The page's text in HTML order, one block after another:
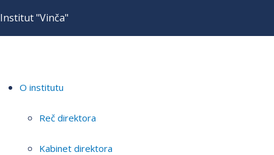
Institut "Vinča"
O institutu
Reč direktora
Kabinet direktora